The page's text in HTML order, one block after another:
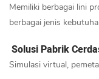
Memiliki berbagai lini
berbagai jenis
Solusi Pabrik
Simulasi virtual,